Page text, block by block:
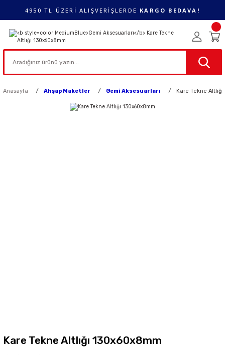
4950 TL ÜZERİ ALIŞVERİŞLERDE KARGO BEDAVA!
Anasayfa Ahşap Maketler Gemi Aksesuarları Kare Tekne
Kare Tekne Altlığı 130x60x8mm